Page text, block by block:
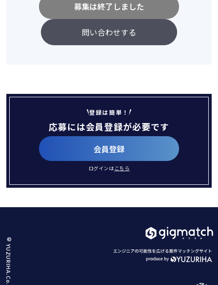
問い合わせする
募集は終了しました
登録は簡単！
応募には会員登録が必要です
会員登録
ログインは こちら
© YUZURIHA.Co.,Ltd